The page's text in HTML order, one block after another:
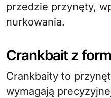
przedzie przynęty,
nurkowania.
Crankbait z
Crankbaity to
wymagają